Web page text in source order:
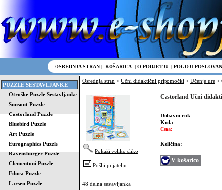
OSREDNJA STRAN| KOŠARICA| O PODJETJU| POGOJI
PUZZLE SESTAVLJANKE
Otroške Puzzle Sestavljanke
Sunsout Puzzle
Castorland Puzzle
Bluebird Puzzle
Art Puzzle
Eurographics Puzzle
Ravensburger Puzzle
Clementoni Puzzle
Educa Puzzle
Larsen Puzzle
Osrednja stran > Učni didaktični pripomočki > Učenje ure >
Pokaži veliko sliko
Pošlji prijatelju
Castorland Učni
Dobavni rok:
Koda:
Cena:
Količina:
V košarico
48 delna sestavljanka